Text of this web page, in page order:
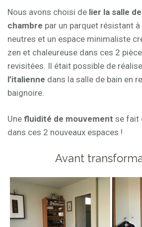
Nous avons choisi de lier la salle
chambre par un parquet résistant à
neutres et un espace minimaliste
zen et chaleureuse dans ces 2
revisitées. Il était possible de
l’italienne dans la salle de bain en
baignoire.
Une fluidité de mouvement se fait
dans ces 2 nouveaux espaces !
Avant